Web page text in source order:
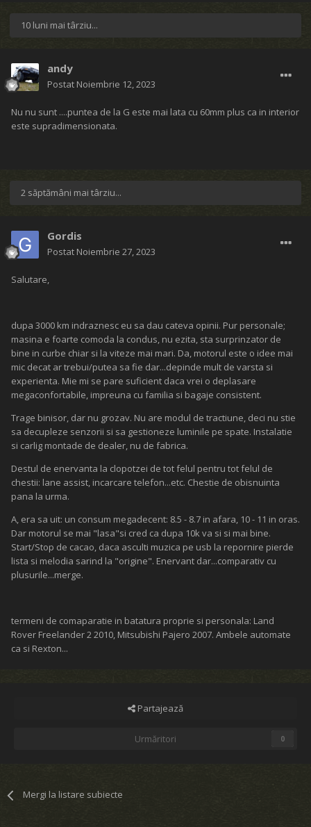
10 luni mai târziu...
andy
Postat Noiembrie 12, 2023
Nu nu sunt ....puntea de la G este mai lata cu 60mm plus ca in interior
este supradimensionata.
2 săptămâni mai târziu...
Gordis
Postat Noiembrie 27, 2023
Salutare,
dupa 3000 km indraznesc eu sa dau cateva opinii. Pur personale;
masina e foarte comoda la condus, nu ezita, sta surprinzator de
bine in curbe chiar si la viteze mai mari. Da, motorul este o idee mai
mic decat ar trebui/putea sa fie dar...depinde mult de varsta si
experienta. Mie mi se pare suficient daca vrei o deplasare
megaconfortabile, impreuna cu familia si bagaje consistent.
Trage binisor, dar nu grozav. Nu are modul de tractiune, deci nu stie
sa decupleze senzorii si sa gestioneze luminile pe spate. Instalatie
si carlig montade de dealer, nu de fabrica.
Destul de enervanta la clopotzei de tot felul pentru tot felul de
chestii: lane assist, incarcare telefon...etc. Chestie de obisnuinta
pana la urma.
A, era sa uit: un consum megadecent: 8.5 - 8.7 in afara, 10 - 11 in oras.
Dar motorul se mai "lasa"si cred ca dupa 10k va si si mai bine.
Start/Stop de cacao, daca asculti muzica pe usb la repornire pierde
lista si melodia sarind la "origine". Enervant dar...comparativ cu
plusurile...merge.
termeni de comaparatie in batatura proprie si personala: Land
Rover Freelander 2 2010, Mitsubishi Pajero 2007. Ambele automate
ca si Rexton...
Partajează
Urmăritori 0
Mergi la listare subiecte